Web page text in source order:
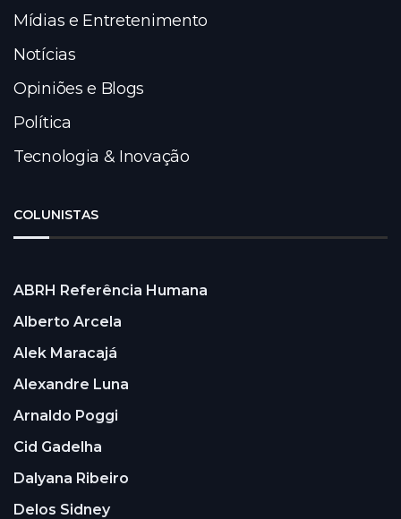
Mídias e Entretenimento
Notícias
Opiniões e Blogs
Política
Tecnologia & Inovação
COLUNISTAS
ABRH Referência Humana
Alberto Arcela
Alek Maracajá
Alexandre Luna
Arnaldo Poggi
Cid Gadelha
Dalyana Ribeiro
Delos Sidney